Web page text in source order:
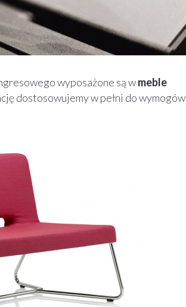
wyposażone są wmeble
dostosowujemy w pełni do wymogów